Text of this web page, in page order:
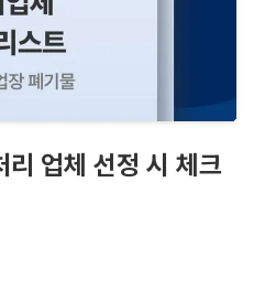
업체 선정 시 체크